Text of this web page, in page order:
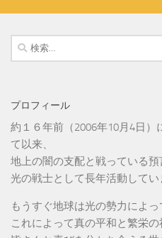
検
索:
プロフィール
約１６年前（2006年10月4日
て以来、
地上の闇の支配と戦っている預
光の戦士として長年活動してい
もうすぐ地球は光の勢力によっ
これによって真の平和と繁栄の